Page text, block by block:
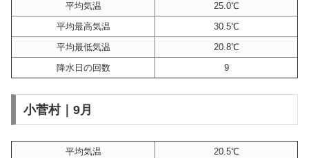
平均気温
25.0℃
平均最高気温
30.5℃
平均最低気温
20.8℃
降水日の回数
9
小菅村｜9月
平均気温
20.5℃